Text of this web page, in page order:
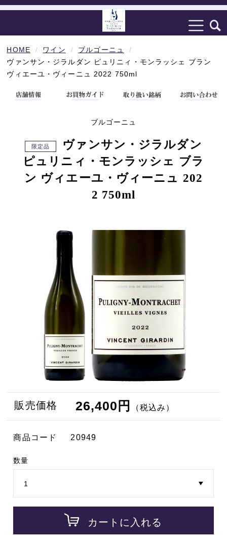
HOME ワイン
ブルゴーニュ
ヴァンサン・ジラルダン ピュリニィ・モンラッシェ ブラン
ヴィエーユ・ヴィーニュ 2022 750ml
ブルゴーニュ
ヴァンサン・ジラルダン
ピュリニィ・モンラッシェ ブラ
ン ヴィエーユ・ヴィーニュ 202
2 750ml
販売価格 26,400円 （税込み）
商品コード 20949
数量
カートに入れる